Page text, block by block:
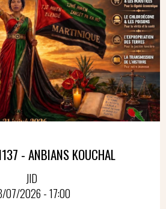
- ANBIANS KOUCHAL
JID
07/2026 - 17:00